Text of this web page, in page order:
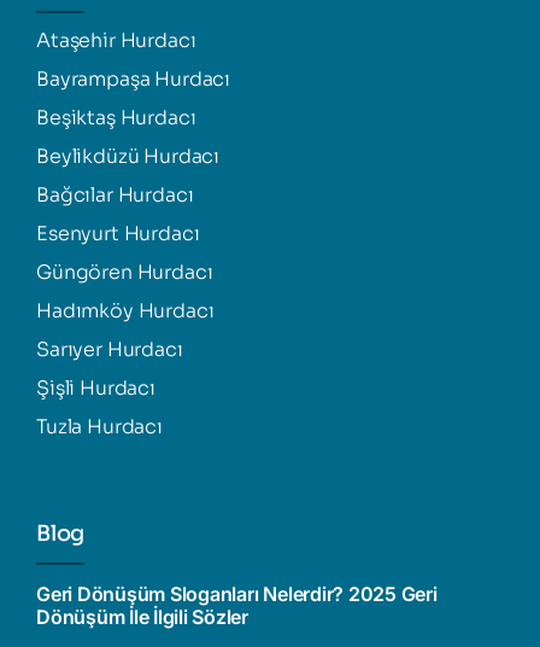
Ataşehir Hurdacı
Bayrampaşa Hurdacı
Beşiktaş Hurdacı
Beylikdüzü Hurdacı
Bağcılar Hurdacı
Esenyurt Hurdacı
Güngören Hurdacı
Hadımköy Hurdacı
Sarıyer Hurdacı
Şişli Hurdacı
Tuzla Hurdacı
Blog
Geri Dönüşüm Sloganları Nelerdir? 2025 Geri
Dönüşüm İle İlgili Sözler